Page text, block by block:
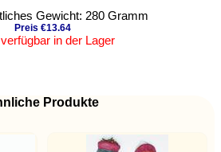
Gewicht: 280 Gramm
Preis €13.64
in der Lager
Produkte